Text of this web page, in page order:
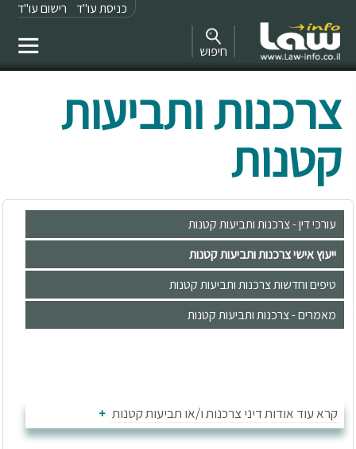
כניסת עו"ד רישום עו"ד
חיפוש
צרכנות ותביעות
קטנות
עורכי דין - צרכנות ותביעות קטנות
ייעוץ אישי צרכנות ותביעות קטנות
טיפים וחדשות צרכנות ותביעות קטנות
מאמרים - צרכנות ותביעות קטנות
קרא עוד אודות דיני צרכנות ו/או תביעות קטנות